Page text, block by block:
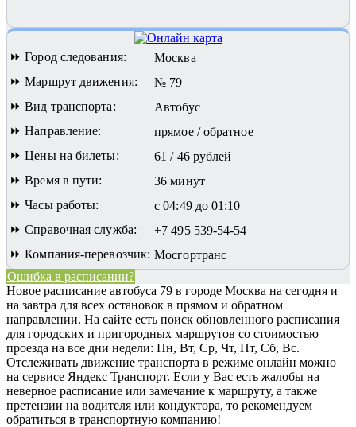
⏩ Город следования:
Москва
⏩ Маршрут движения:
№ 79
⏩ Вид транспорта:
Автобус
⏩ Направление:
прямое / обратное
⏩ Цены на билеты:
61 / 46 рублей
⏩ Время в пути:
36 минут
⏩ Часы работы:
с 04:49 до 01:10
⏩ Справочная служба:
+7 495 539-54-54
⏩ Компания-перевозчик: Мосгортранс
Ошибка в расписании?
Новое расписание автобуса 79 в городе Москва на сегодня и
на завтра для всех остановок в прямом и обратном
направлении. На сайте есть поиск обновленного расписания
для городских и пригородных маршрутов со стоимостью
проезда на все дни недели: Пн, Вт, Ср, Чт, Пт, Сб, Вс.
Отслеживать движение транспорта в режиме онлайн можно
на сервисе Яндекс Транспорт. Если у Вас есть жалобы на
неверное расписание или замечание к маршруту, а также
претензии на водителя или кондуктора, то рекомендуем
обратиться в транспортную компанию!